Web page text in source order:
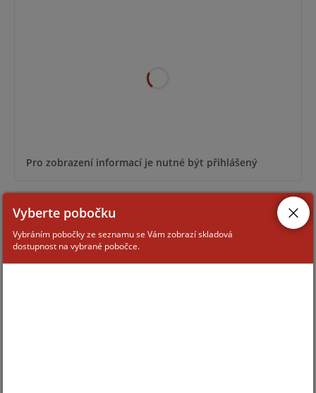
Pro zobrazení informací je nutné být přihlášený
Vyberte pobočku
Vybráním pobočky ze seznamu se Vám zobrazí skladová
dostupnost na vybrané pobočce.